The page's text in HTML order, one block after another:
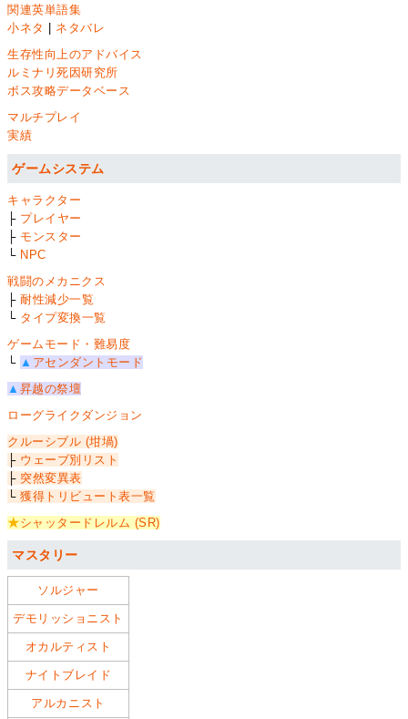
関連英単語集
小ネタ
ネタバレ
生存性向上のアドバイス
ルミナリ死因研究所
ボス攻略データベース
マルチプレイ
実績
ゲームシステム
キャラクター
├ プレイヤー
├ モンスター
└ NPC
戦闘のメカニクス
├耐性減少一覧
└ タイプ変換一覧
ゲームモード・難易度
└ ▲ アセンダントモード
▲ 昇越の祭壇
ローグライクダンジョン
クルーシブル (坩堝)
├ ウェーブ別リスト
├ 突然変異表
└獲得トリビュート表一覧
★シャッタードレルム (SR)
マスタリー
ソルジャー
デモリッショニスト
オカルティスト
ナイトブレイド
アルカニスト